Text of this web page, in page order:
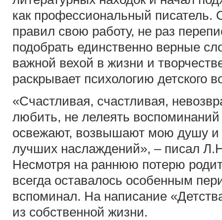
как профессиональный писатель.
правил свою работу, не раз
подобрать единственно верные
важной вехой в жизни и
раскрывает психологию детского
«Счастливая, счастливая,
любить, не лелеять
освежают, возвышают мою душу и
лучших наслаждений», – писал
Несмотря на раннюю потерю
всегда оставалось особенным
вспоминал. На написание
из собственной жизни.